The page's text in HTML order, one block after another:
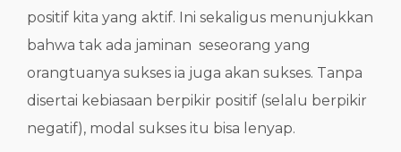
positif kita yang aktif. Ini sekaligus menunjukkan
bahwa tak ada jaminan seseorang yang
orangtuanya sukses ia juga akan sukses. Tanpa
disertai kebiasaan berpikir positif (selalu berpikir
negatif), modal sukses itu bisa lenyap.